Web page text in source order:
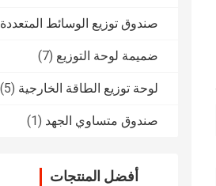
صندوق توزيع الوسائط المتعددة
ضميمة لوحة التوزيع (7)
لوحة توزيع الطاقة الخارجية (5)
صندوق متساوي الجهد (1)
أفضل المنتجات